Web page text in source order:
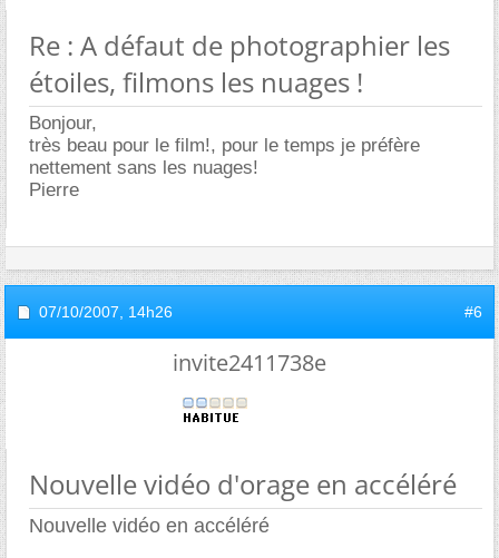
Re : A défaut de photographier les
étoiles, filmons les nuages !
Bonjour,
très beau pour le film!, pour le temps je préfère
nettement sans les nuages!
Pierre
07/10/2007, 14h26 #6
invite2411738e
Nouvelle vidéo d'orage en accéléré
Nouvelle vidéo en accéléré